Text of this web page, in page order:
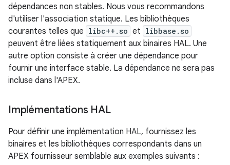
dépendances non stables. Nous vous recommandons
d'utiliser l'association statique. Les bibliothèques
courantes telles que libc++.so et libbase.so
peuvent être liées statiquement aux binaires HAL. Une
autre option consiste à créer une dépendance pour
fournir une interface stable. La dépendance ne sera pas
incluse dans l'APEX.
Implémentations HAL
Pour définir une implémentation HAL, fournissez les
binaires et les bibliothèques correspondants dans un
APEX fournisseur semblable aux exemples suivants :